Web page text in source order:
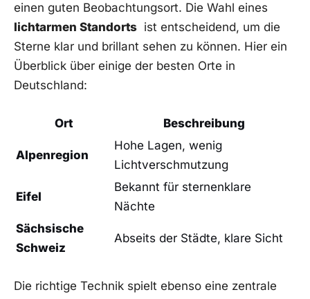
einen guten Beobachtungsort. ‌Die Wahl eines
lichtarmen Standorts ⁢ ist entscheidend, um die
Sterne klar und⁤ brillant sehen zu können. Hier⁢ ein
Überblick über einige der besten Orte in
Deutschland:
Ort Beschreibung
Alpenregion
Hohe Lagen, wenig
Lichtverschmutzung
Eifel
Bekannt für sternenklare
Nächte
Sächsische
Schweiz
Abseits der Städte, klare Sicht
Die⁣ richtige Technik spielt ebenso eine zentrale